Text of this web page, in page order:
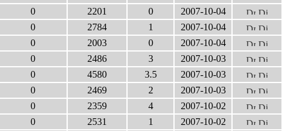
0 2201 0 2007-10-04
0 2784 1 2007-10-04
0 2003 0 2007-10-04
0 2486 3 2007-10-03
0 4580 3.5 2007-10-03
0 2469 2 2007-10-03
0 2359 4 2007-10-02
0 2531 1 2007-10-02